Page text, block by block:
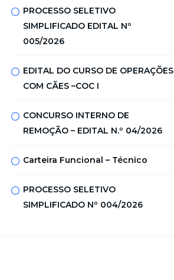
PROCESSO SELETIVO
SIMPLIFICADO EDITAL Nº
005/2026
EDITAL DO CURSO DE OPERAÇÕES
COM CÃES –COC I
CONCURSO INTERNO DE
REMOÇÃO – EDITAL N.º 04/2026
Carteira Funcional – Técnico
PROCESSO SELETIVO
SIMPLIFICADO Nº 004/2026